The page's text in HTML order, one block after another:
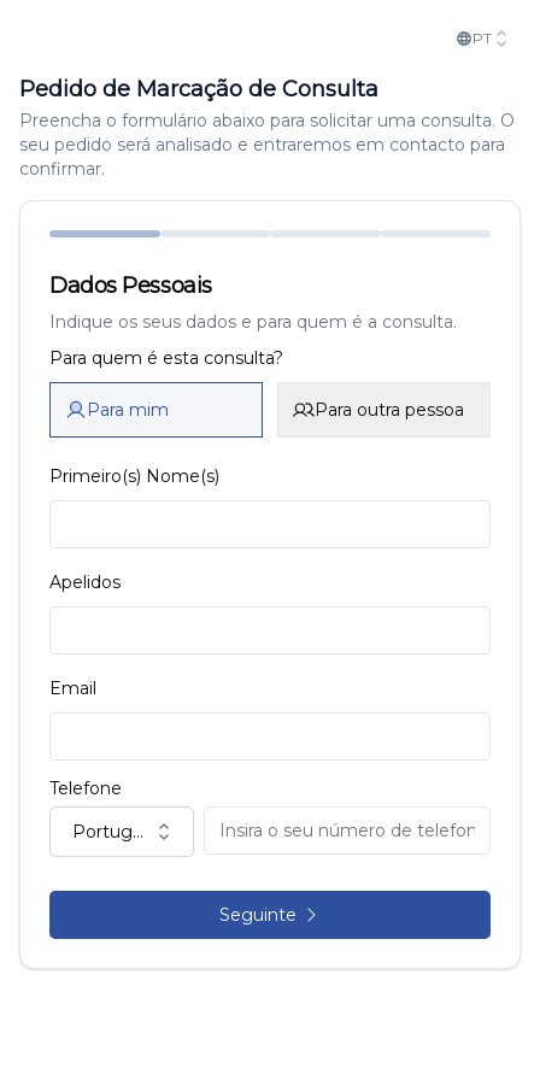
PT
Pedido de Marcação de Consulta
Preencha o formulário abaixo para solicitar uma consulta. O
seu pedido será analisado e entraremos em contacto para
confirmar.
Dados Pessoais
Indique os seus dados e para quem é a consulta.
Para quem é esta consulta?
Para mim Para outra pessoa
Primeiro(s) Nome(s)
Apelidos
Email
Telefone
Portugal (+351)
Seguinte